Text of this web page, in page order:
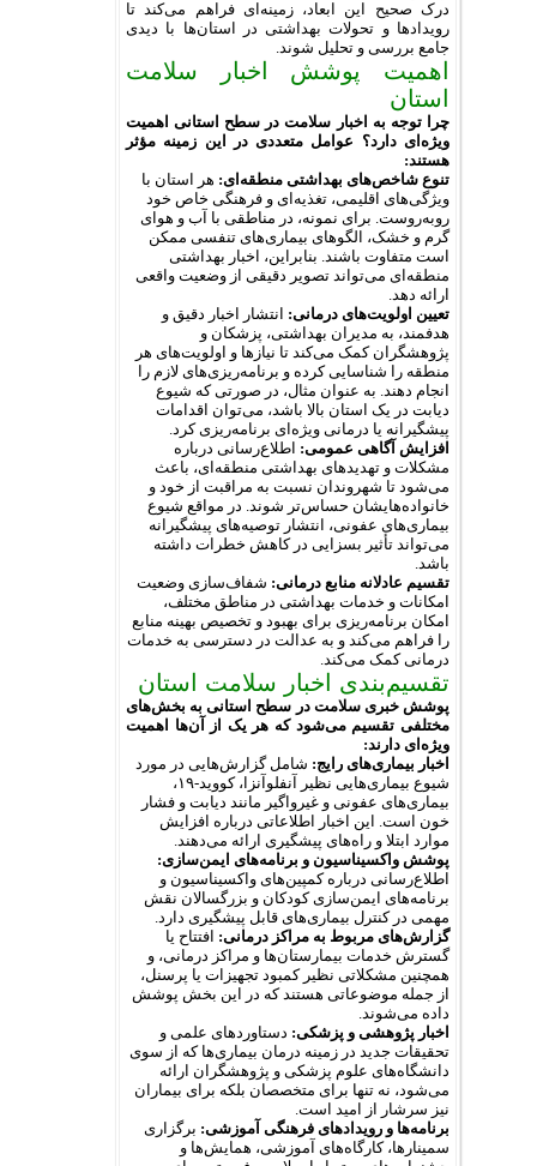
درک صحیح این ابعاد، زمینه‌ای فراهم می‌کند تا
رویدادها و تحولات بهداشتی در استان‌ها با دیدی
جامع بررسی و تحلیل شوند.
اهمیت پوشش اخبار سلامت
استان
چرا توجه به اخبار سلامت در سطح استانی اهمیت
ویژه‌ای دارد؟ عوامل متعددی در این زمینه مؤثر
هستند:
تنوع شاخص‌های بهداشتی منطقه‌ای: هر استان با
ویژگی‌های اقلیمی، تغذیه‌ای و فرهنگی خاص خود
روبه‌روست. برای نمونه، در مناطقی با آب و هوای
گرم و خشک، الگوهای بیماری‌های تنفسی ممکن
است متفاوت باشند. بنابراین، اخبار بهداشتی
منطقه‌ای می‌تواند تصویر دقیقی از وضعیت واقعی
ارائه دهد.
تعیین اولویت‌های درمانی: انتشار اخبار دقیق و
هدفمند، به مدیران بهداشتی، پزشکان و
پژوهشگران کمک می‌کند تا نیازها و اولویت‌های هر
منطقه را شناسایی کرده و برنامه‌ریزی‌های لازم را
انجام دهند. به عنوان مثال، در صورتی که شیوع
دیابت در یک استان بالا باشد، می‌توان اقدامات
پیشگیرانه یا درمانی ویژه‌ای برنامه‌ریزی کرد.
افزایش آگاهی عمومی: اطلاع‌رسانی درباره
مشکلات و تهدیدهای بهداشتی منطقه‌ای، باعث
می‌شود تا شهروندان نسبت به مراقبت از خود و
خانواده‌هایشان حساس‌تر شوند. در مواقع شیوع
بیماری‌های عفونی، انتشار توصیه‌های پیشگیرانه
می‌تواند تأثیر بسزایی در کاهش خطرات داشته
باشد.
تقسیم عادلانه منابع درمانی: شفاف‌سازی وضعیت
امکانات و خدمات بهداشتی در مناطق مختلف،
امکان برنامه‌ریزی برای بهبود و تخصیص بهینه منابع
را فراهم می‌کند و به عدالت در دسترسی به خدمات
درمانی کمک می‌کند.
تقسیم‌بندی اخبار سلامت استان
پوشش خبری سلامت در سطح استانی به بخش‌های
مختلفی تقسیم می‌شود که هر یک از آن‌ها اهمیت
ویژه‌ای دارند:
اخبار بیماری‌های رایج: شامل گزارش‌هایی در مورد
شیوع بیماری‌هایی نظیر آنفلوآنزا، کووید-۱۹،
بیماری‌های عفونی و غیرواگیر مانند دیابت و فشار
خون است. این اخبار اطلاعاتی درباره افزایش
موارد ابتلا و راه‌های پیشگیری ارائه می‌دهند.
پوشش واکسیناسیون و برنامه‌های ایمن‌سازی:
اطلاع‌رسانی درباره کمپین‌های واکسیناسیون و
برنامه‌های ایمن‌سازی کودکان و بزرگسالان نقش
مهمی در کنترل بیماری‌های قابل پیشگیری دارد.
گزارش‌های مربوط به مراکز درمانی: افتتاح یا
گسترش خدمات بیمارستان‌ها و مراکز درمانی، و
همچنین مشکلاتی نظیر کمبود تجهیزات یا پرسنل،
از جمله موضوعاتی هستند که در این بخش پوشش
داده می‌شوند.
اخبار پژوهشی و پزشکی: دستاوردهای علمی و
تحقیقات جدید در زمینه درمان بیماری‌ها که از سوی
دانشگاه‌های علوم پزشکی و پژوهشگران ارائه
می‌شود، نه تنها برای متخصصان بلکه برای بیماران
نیز سرشار از امید است.
برنامه‌ها و رویدادهای فرهنگی آموزشی: برگزاری
سمینارها، کارگاه‌های آموزشی، همایش‌ها و